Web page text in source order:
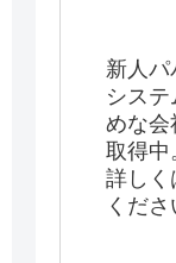
新人パ
シス
めな会
取得中
詳しく
くださ